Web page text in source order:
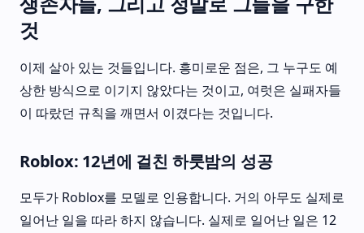
것
이제 살아 있는 것들입니다. 흥미로운 점은, 그 누구도 예
상한 방식으로 이기지 않았다는 것이고, 여럿은 실패자들
이 따랐던 규칙을 깨면서 이겼다는 것입니다.
Roblox: 12년에 걸친 하룻밤의 성공
모두가 Roblox를 모델로 인용합니다. 거의 아무도 실제로
일어난 일을 따라 하지 않습니다. 실제로 일어난 일은 12